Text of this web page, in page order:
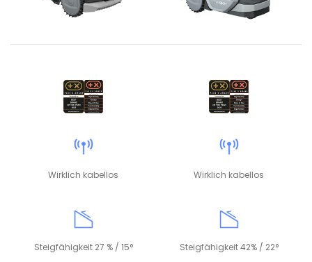
Wirklich kabellos
Steigfähigkeit 27 % / 15°
Wirklich kabellos
Steigfähigkeit 42% / 22°